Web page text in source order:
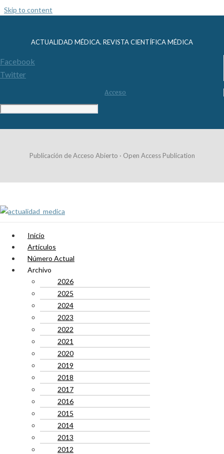
Skip to content
ACTUALIDAD MÉDICA. REVISTA CIENTÍFICA MÉDICA
Facebook
Twitter
Acceso
Publicación de Acceso Abierto · Open Access Publication
Inicio
Artículos
Número Actual
Archivo
2026
2025
2024
2023
2022
2021
2020
2019
2018
2017
2016
2015
2014
2013
2012